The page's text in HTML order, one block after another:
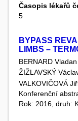
Časopis lékařů
5
BYPASS
LIMBS –
BERNARD Vladan
ŽIŽLAVSKÝ
VALKOVIČOVÁ
Konferenční
Rok: 2016, druh: